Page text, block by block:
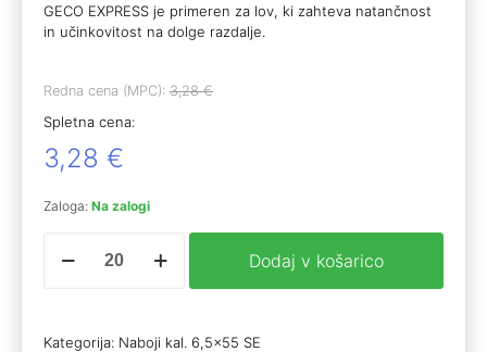
GECO EXPRESS je primeren za lov, ki zahteva natančnost
in učinkovitost na dolge razdalje.
Redna cena (MPC): 3,28€
Spletna cena:
3,28 €
Zaloga: Na zalogi
6,5x55
količina
Dodaj v košarico
Kategorija: Naboji kal. 6,5x55 SE